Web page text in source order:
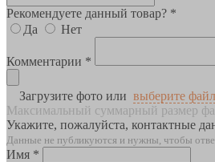
Рекомендуете данный товар? *
Да
Нет
Комментарии *
Загрузите фото или выберите файл
Максимальный суммарный размер
Укажите, пожалуйста, контактные
Данные не публикуются и нужны, чтобы
Имя *